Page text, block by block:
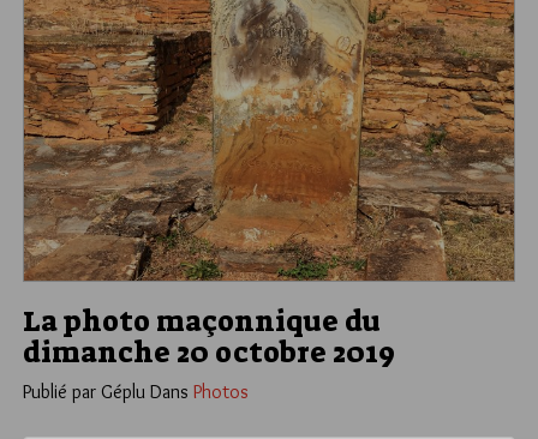
La photo maçonnique du
dimanche 20 octobre 2019
Publié par Géplu Dans Photos